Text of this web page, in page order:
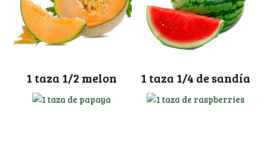
1 taza 1/2 melon 1 taza 1/4 de sandía